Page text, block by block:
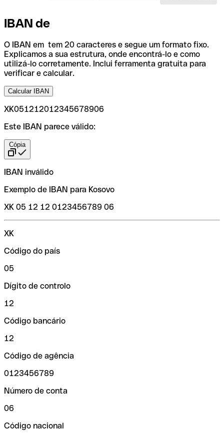
IBAN de
O IBAN em tem 20 caracteres e segue um formato fixo.
Explicamos a sua estrutura, onde encontrá-lo e como
utilizá-lo corretamente. Inclui ferramenta gratuita para
verificar e calcular.
Calcular IBAN
XK051212012345678906
Este IBAN parece válido:
Cópia
IBAN inválido
Exemplo de IBAN para Kosovo
XK 05 12 12 0123456789 06
XK
Código do país
05
Dígito de controlo
12
Código bancário
12
Código de agência
0123456789
Número de conta
06
Código nacional